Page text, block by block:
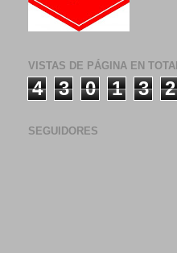
VISTAS DE PÁGINA EN TOTAL
4 3 0 1 3 2
SEGUIDORES